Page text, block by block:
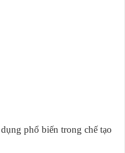
phổ biến trong chế tạo